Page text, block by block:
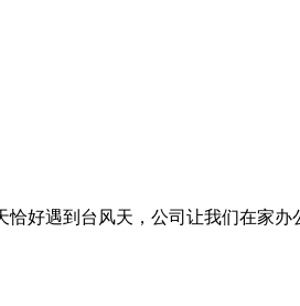
好遇到台风天，公司让我们在家